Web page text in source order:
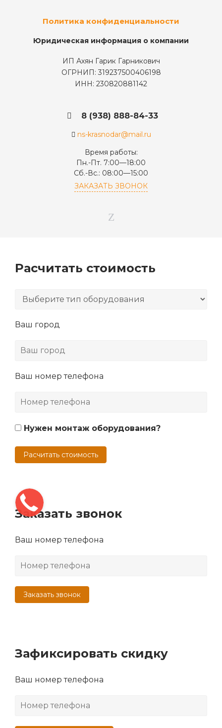
Политика конфиденциальности
Юридическая информация о компании
ИП Ахян Гарик Гарникович
ОГРНИП: 319237500406198
ИНН: 230820881142
8 (938) 888-84-33
ns-krasnodar@mail.ru
Время работы:
Пн.-Пт. 7:00—18:00
Сб.-Вс.: 08:00—15:00
ЗАКАЗАТЬ ЗВОНОК
Расчитать стоимость
Ваш город
Ваш номер телефона
Нужен монтаж оборудования?
Расчитать стоимость
Заказать звонок
Ваш номер телефона
Заказать звонок
Зафиксировать скидку
Ваш номер телефона